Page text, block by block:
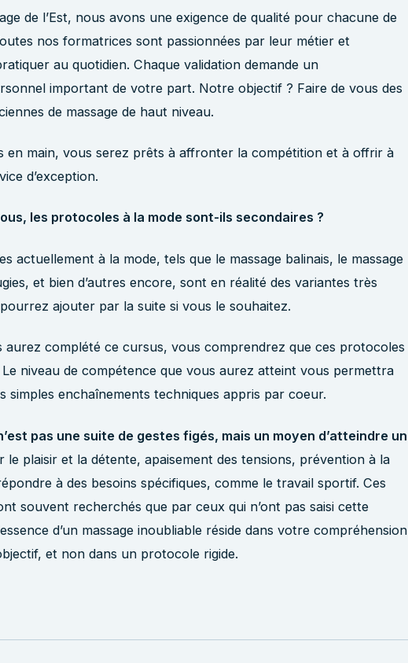
de l’Est, nous avons une exigence de qualité pour chacune de
nos formatrices sont passionnées par leur métier et
au quotidien. Chaque validation demande un
important de votre part. Notre objectif ? Faire de vous des
de massage de haut niveau.
en main, vous serez prêts à affronter la compétition et à offrir à
d’exception.
les protocoles à la mode sont-ils secondaires ?
actuellement à la mode, tels que le massage balinais, le massage
et bien d’autres encore, sont en réalité des variantes très
ajouter par la suite si vous le souhaitez.
aurez complété ce cursus, vous comprendrez que ces protocoles
niveau de compétence que vous aurez atteint vous permettra
simples enchaînements techniques appris par coeur.
pas une suite de gestes figés, mais un moyen d’atteindre un
le plaisir et la détente, apaisement des tensions, prévention à la
à des besoins spécifiques, comme le travail sportif. Ces
souvent recherchés que par ceux qui n’ont pas saisi cette
d’un massage inoubliable réside dans votre compréhension
et non dans un protocole rigide.